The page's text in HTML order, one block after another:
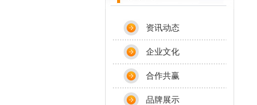
资讯动态
企业文化
合作共赢
品牌展示